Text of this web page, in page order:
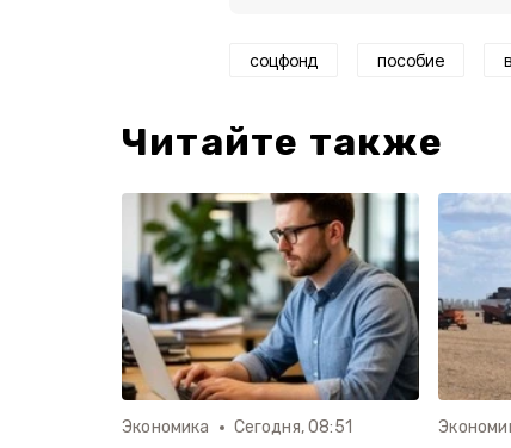
соцфонд пособие
Читайте также
Экономика Сегодня, 08:51